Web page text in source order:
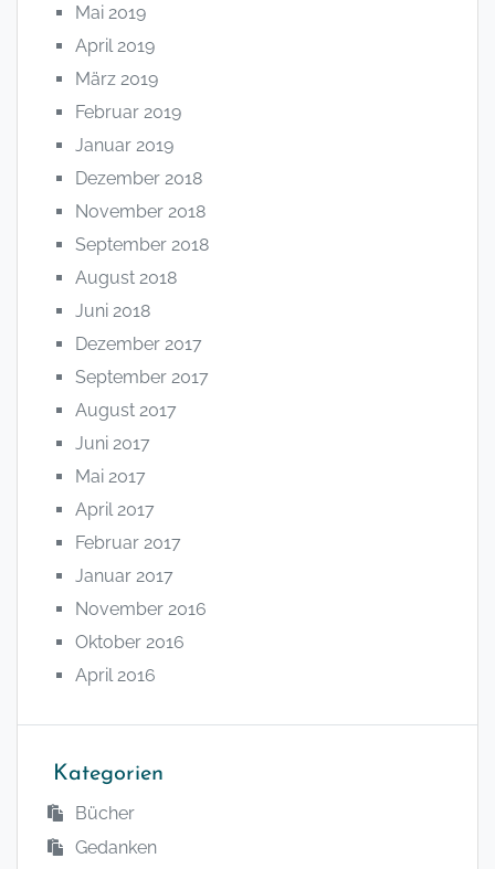
Mai 2019
April 2019
März 2019
Februar 2019
Januar 2019
Dezember 2018
November 2018
September 2018
August 2018
Juni 2018
Dezember 2017
September 2017
August 2017
Juni 2017
Mai 2017
April 2017
Februar 2017
Januar 2017
November 2016
Oktober 2016
April 2016
Kategorien
Bücher
Gedanken